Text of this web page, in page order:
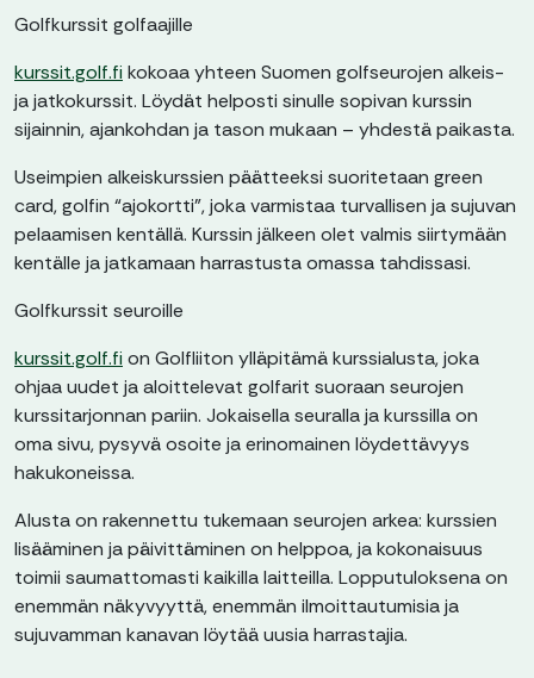
Golfkurssit golfaajille
kurssit.golf.fi kokoaa yhteen Suomen golfseurojen alkeis-
ja jatkokurssit. Löydät helposti sinulle sopivan kurssin
sijainnin, ajankohdan ja tason mukaan – yhdestä paikasta.
Useimpien alkeiskurssien päätteeksi suoritetaan green
card, golfin “ajokortti”, joka varmistaa turvallisen ja sujuvan
pelaamisen kentällä. Kurssin jälkeen olet valmis siirtymään
kentälle ja jatkamaan harrastusta omassa tahdissasi.
Golfkurssit seuroille
kurssit.golf.fi on Golfliiton ylläpitämä kurssialusta, joka
ohjaa uudet ja aloittelevat golfarit suoraan seurojen
kurssitarjonnan pariin. Jokaisella seuralla ja kurssilla on
oma sivu, pysyvä osoite ja erinomainen löydettävyys
hakukoneissa.
Alusta on rakennettu tukemaan seurojen arkea: kurssien
lisääminen ja päivittäminen on helppoa, ja kokonaisuus
toimii saumattomasti kaikilla laitteilla. Lopputuloksena on
enemmän näkyvyyttä, enemmän ilmoittautumisia ja
sujuvamman kanavan löytää uusia harrastajia.